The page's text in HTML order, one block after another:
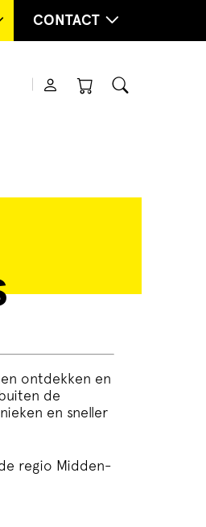
CONTACT
ontdekken en
de
en sneller
regio Midden-